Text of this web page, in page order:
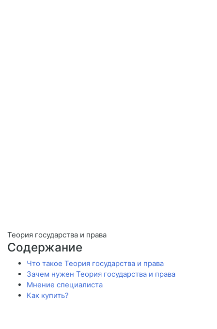
Теория государства и права
Содержание
Что такое Теория государства и права
Зачем нужен Теория государства и права
Мнение специалиста
Как купить?